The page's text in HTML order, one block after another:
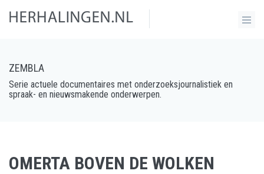
ZEMBLA
Serie actuele documentaires met onderzoeksjournalistiek en
spraak- en nieuwsmakende onderwerpen.
OMERTA BOVEN DE WOLKEN